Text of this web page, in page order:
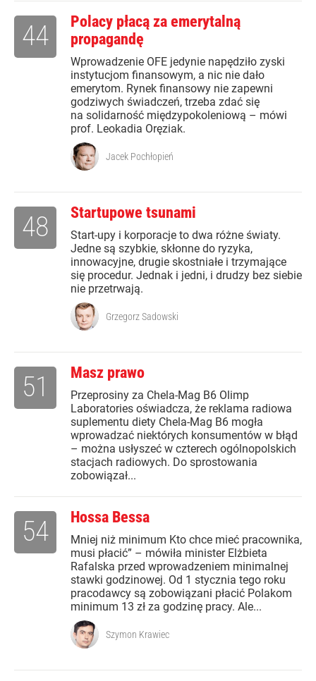
Polacy płacą za emerytalną
propagandę
Wprowadzenie OFE jedynie napędziło zyski
instytucjom finansowym, a nic nie dało
emerytom. Rynek finansowy nie zapewni
godziwych świadczeń, trzeba zdać się
na solidarność międzypokoleniową – mówi
prof. Leokadia Oręziak.
44
Jacek Pochłopień
Startupowe tsunami
Start-upy i korporacje to dwa różne światy.
Jedne są szybkie, skłonne do ryzyka,
innowacyjne, drugie skostniałe i trzymające
się procedur. Jednak i jedni, i drudzy bez siebie
nie przetrwają.
48
Grzegorz Sadowski
Masz prawo
Przeprosiny za Chela-Mag B6 Olimp
Laboratories oświadcza, że reklama radiowa
suplementu diety Chela-Mag B6 mogła
wprowadzać niektórych konsumentów w błąd
– można usłyszeć w czterech ogólnopolskich
stacjach radiowych. Do sprostowania
zobowiązał...
51
Hossa Bessa
Mniej niż minimum Kto chce mieć pracownika,
musi płacić” – mówiła minister Elżbieta
Rafalska przed wprowadzeniem minimalnej
stawki godzinowej. Od 1 stycznia tego roku
pracodawcy są zobowiązani płacić Polakom
minimum 13 zł za godzinę pracy. Ale...
54
Szymon Krawiec